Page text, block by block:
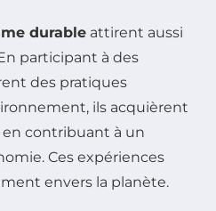
durable attirent aussi
participant à des
des pratiques
ils acquièrent
contribuant à un
Ces expériences
envers la planète.